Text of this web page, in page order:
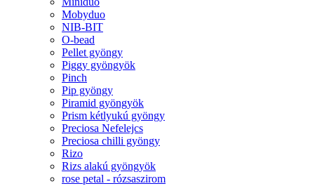
Mobyduo
NIB-BIT
O-bead
Pellet gyöngy
Piggy gyöngyök
Pinch
Pip gyöngy
Piramid gyöngyök
Prism kétlyukú gyöngy
Preciosa Nefelejcs
Preciosa chilli gyöngy
Rizo
Rizs alakú gyöngyök
rose petal - rózsaszirom